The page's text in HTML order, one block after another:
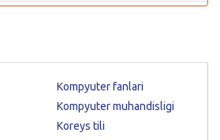
Kompyuter fanlari
Kompyuter muhandisligi
Koreys tili